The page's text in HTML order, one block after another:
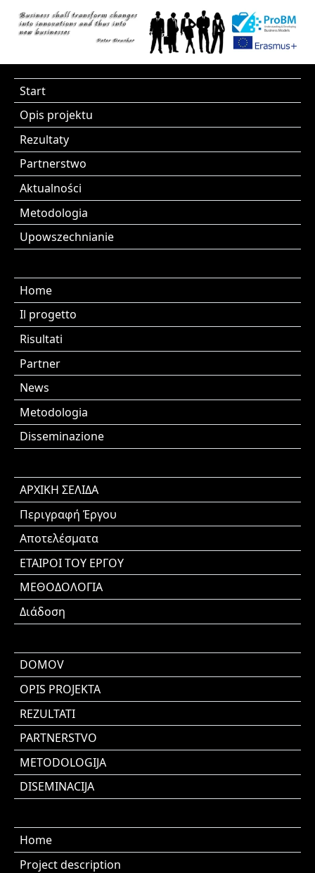
Start
Opis projektu
Rezultaty
Partnerstwo
Aktualności
Metodologia
Upowszechnianie
Home
Il progetto
Risultati
Partner
News
Metodologia
Disseminazione
ΑΡΧΙΚΗ ΣΕΛΙΔΑ
Περιγραφή Έργου
Αποτελέσματα
ΕΤΑΙΡΟΙ ΤΟΥ ΕΡΓΟΥ
ΜΕΘΟΔΟΛΟΓΙΑ
Διάδοση
DOMOV
OPIS PROJEKTA
REZULTATI
PARTNERSTVO
METODOLOGIJA
DISEMINACIJA
Home
Project description